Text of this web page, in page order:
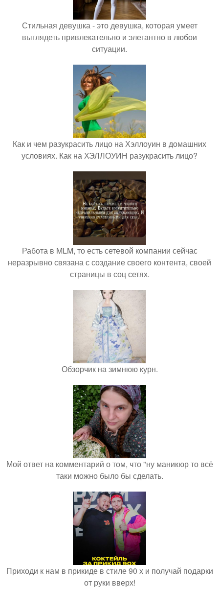
Стильная девушка - это девушка, которая умеет
выглядеть привлекательно и элегантно в любои
ситуации.
Как и чем разукрасить лицо на Хэллоуин в домашних
условиях. Как на ХЭЛЛОУИН разукрасить лицо?
Работа в MLM, то есть сетевой компании сейчас
неразрывно связана с создание своего контента, своей
страницы в соц сетях.
Обзорчик на зимнюю курн.
Мой ответ на комментарий о том, что "ну маникюр то всё
таки можно было бы сделать.
Приходи к нам в прикиде в стиле 90 х и получай подарки
от руки вверх!